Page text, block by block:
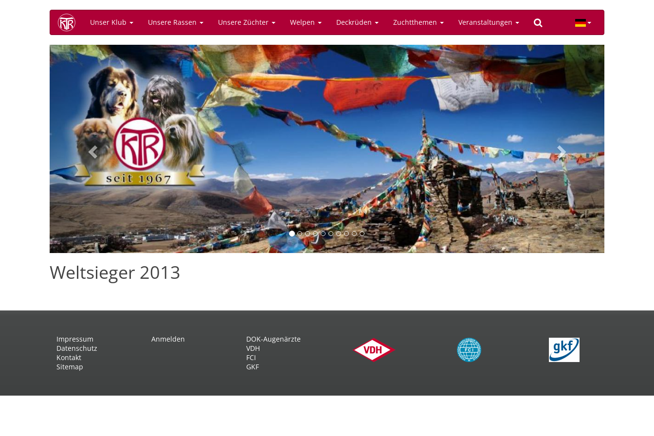
Unser Klub Unsere Rassen Unsere Züchter Welpen Deckrüden Zuchtthemen Veranstaltungen
Previous Next
Weltsieger 2013
Impressum
Datenschutz
Kontakt
Sitemap
Anmelden
DOK-Augenärzte
VDH
FCI
GKF